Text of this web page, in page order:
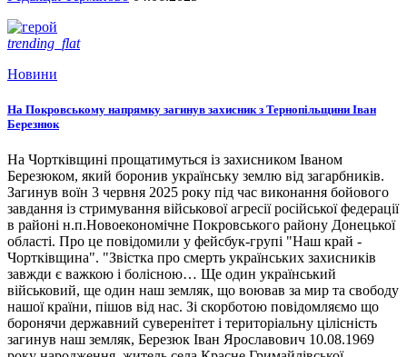
trending_flat
Новини
На Покровському напрямку загинув захисник з Тернопільщини Іван
Березнюк
На Чортківщині прощатимуться із захисником Іваном
Березюком, який боронив українську землю від загарбників.
Загинув воїн 3 червня 2025 року під час виконання бойового
завдання із стримування військової агресії російської федерації
в районі н.п.Новоекономічне Покровського району Донецької
області. Про це повідомили у фейсбук-групі "Наш край -
Чортківщина". "Звістка про смерть українських захисників
завжди є важкою і болісною… Ще один український
військовий, ще один наш земляк, що воював за мир та свободу
нашої країни, пішов від нас. Зі скорботою повідомляємо що
боронячи державний суверенітет і територіальну цілісність
загинув наш земляк, Березюк Іван Ярославович 10.08.1969